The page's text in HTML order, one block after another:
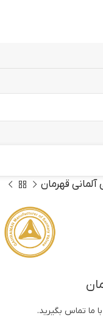
قهرمان
ما تماس بگیرید.